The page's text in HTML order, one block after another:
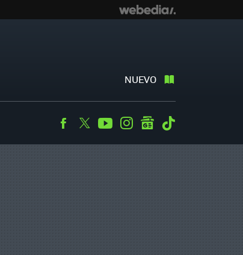
NUEVO
Facebook
TwitterYoutubeInstagramgooglenews